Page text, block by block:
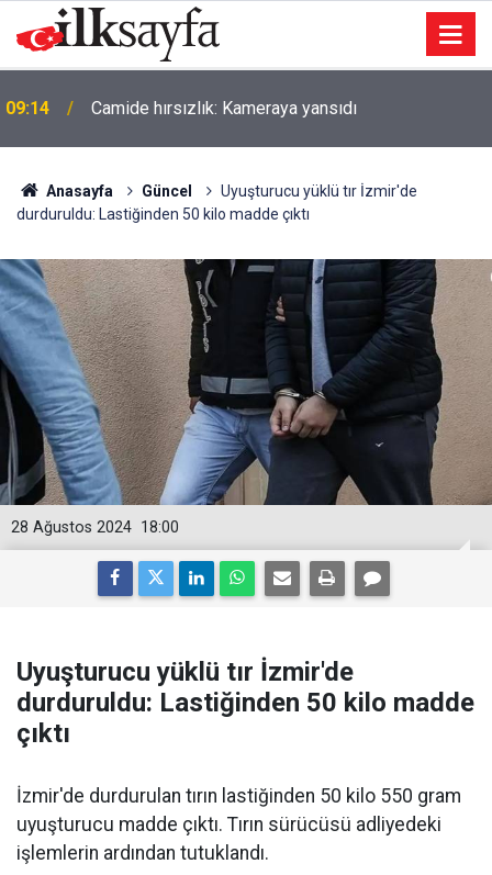
09:14 Camide hırsızlık: Kameraya yansıdı
Anasayfa Güncel
Uyuşturucu yüklü tır İzmir'de
durduruldu: Lastiğinden 50 kilo madde çıktı
18:00
28 Ağustos 2024
Uyuşturucu yüklü tır İzmir'de
durduruldu: Lastiğinden 50 kilo madde
çıktı
İzmir'de durdurulan tırın lastiğinden 50 kilo 550 gram
uyuşturucu madde çıktı. Tırın sürücüsü adliyedeki
işlemlerin ardından tutuklandı.